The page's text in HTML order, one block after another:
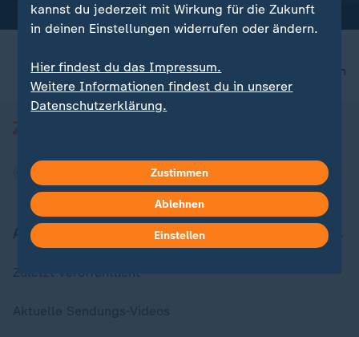
nach oben
Aktuell bei ZDFheute
Zuletzt veröffentlicht
kannst du jederzeit mit Wirkung für die Zukunft
in deinen Einstellungen widerrufen oder ändern.
Hier findest du das Impressum.
Weitere Informationen findest du in unserer
Datenschutzerklärung.
Zustimmen
Ablehnen
Einstellen